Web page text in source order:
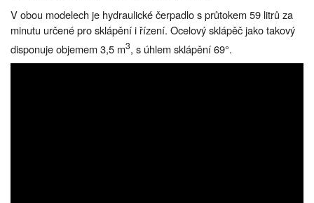
V obou modelech je hydraulické čerpadlo s průtokem 59 litrů za
minutu určené pro sklápění i řízení. Ocelový sklápěč jako takový
disponuje objemem 3,5 m3, s úhlem sklápění 69°.